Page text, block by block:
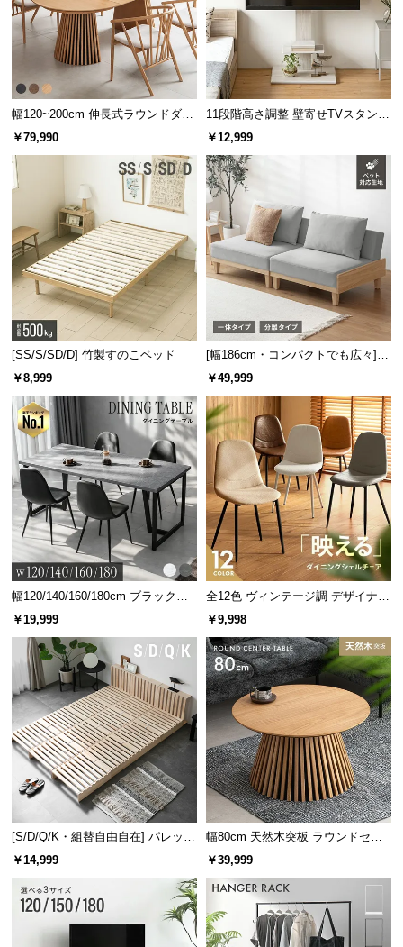
縦回転 約0〜90°
シーリングカバーも回転可能
シーリングカバーも横回転が可能。約0〜45°の間で
細かく角度を調整することができます。
横回転 約0〜45°
3パターンの点灯モード切り替え
の3パターンで切り替えることができます。
幅120~200cm 伸長式ラウンドダイ
ニングテーブル 6人掛け 天然木突
板 美しい格子デザイン
￥79,990
11段階高さ調整 壁寄せTVスタンド
キャスター付き 上下左右角度調節
￥12,999
[SS/S/SD/D] 竹製すのこベッド
￥8,999
[幅186cm・コンパクトでも広々] 3
人掛けソファベッド リクライニン
￥49,999
幅120/140/160/180cm ブラックフ
レーム ダイニング 大理石調 4人掛
￥19,999
全12色 ヴィンテージ調 デザイナー
ズシェルチェア
￥9,998
[S/D/Q/K・組替自由自在] パレット
ベッド 8/12/16枚セット
￥14,999
幅80cm 天然木突板 ラウンドセン
ターテーブル 美しい格子デザイン
￥39,999